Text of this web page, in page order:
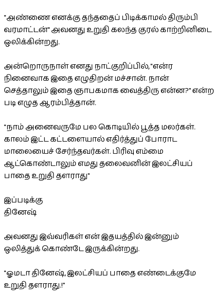
"அண்ணை எனக்கு தந்ததைப் பிடிக்காமல் திரும்பி
வரமாட்டன்" அவனது உறுதி கலந்த குரல் காற்றினிடை
ஒலிக்கின்றது.
அன்றொருநாள் எனது நாட்குறிப்பில், "என்ர
நினைவாக இதை எழுதிறன் மச்சான். நான்
செத்தாலும் இதை ஞாபகமாக வைத்திரு என்ன?" என்ற
படி எழுத ஆரம்பித்தான்.
"நாம் அனைவருமே பல கொடியில் பூத்த மலர்கள்.
காலம் இட்ட கட்டளையால் எதிர்த்துப் போராட
மாலையைச் சேர்ந்தவர்கள். பிரிவு எம்மை
ஆட்கொண்டாலும் எமது தலைவனின் இலட்சியப்
பாதை உறுதி தளராது"
இப்படிக்கு
தினேஷ்
அவனது இவ்வரிகள் என் இதயத்தில் இன்னும்
ஒலித்துக் கொண்டே இருக்கின்றது.
"ஓமடா தினேஷ், இலட்சியப் பாதை எண்டைக்குமே
உறுதி தளராது.!"